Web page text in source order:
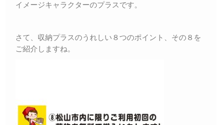
イメージキャラクターのプラスです。
さて、収納プラスのうれしい８つのポイント、その８を
ご紹介しますね。